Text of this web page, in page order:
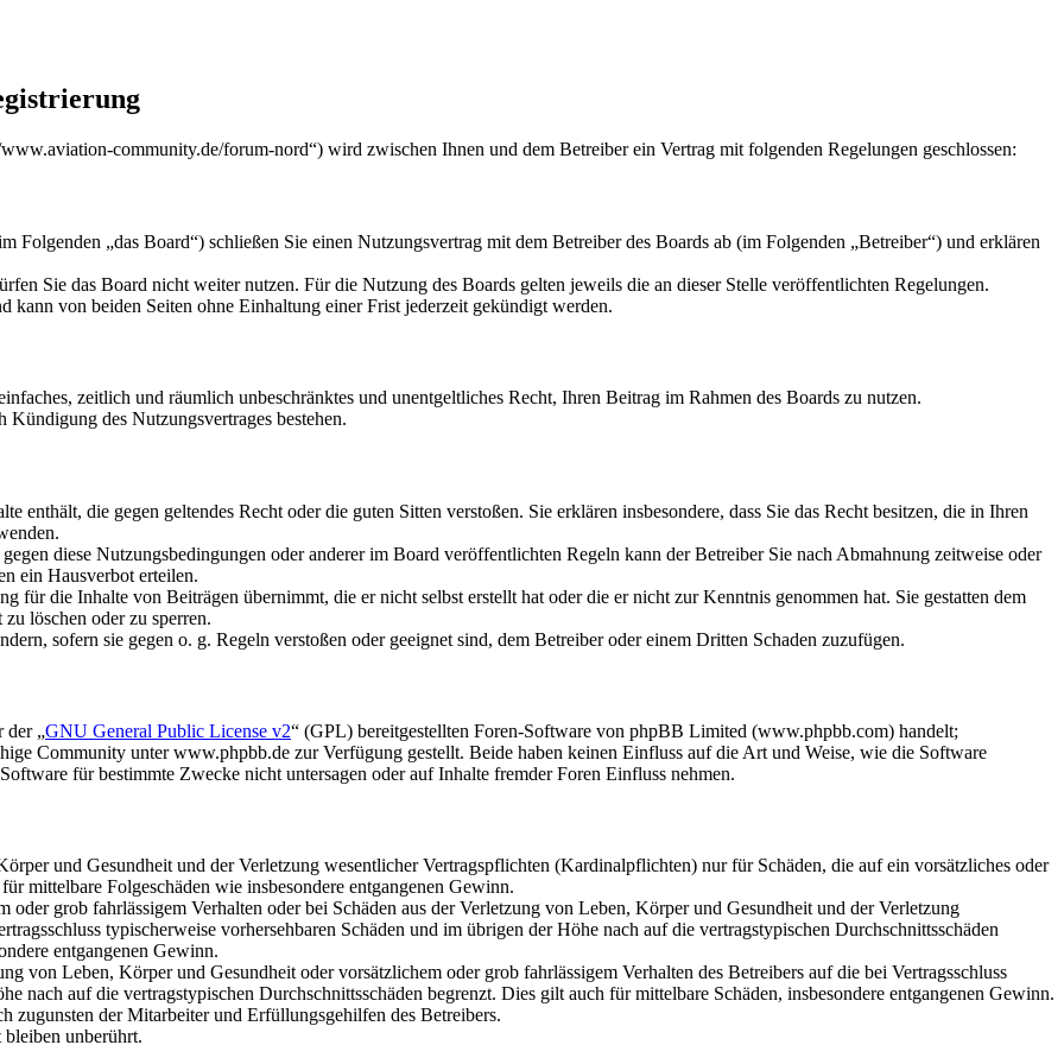
community.de/forum-nord“) wird zwischen Ihnen und dem Betreiber ein Vertrag mit folgenden Regelungen geschlossen:
„das Board“) schließen Sie einen Nutzungsvertrag mit dem Betreiber des Boards ab (im Folgenden „Betreiber“) und erklären
Sie das Board nicht weiter nutzen. Für die Nutzung des Boards gelten jeweils die an dieser Stelle veröffentlichten Regelungen.
kann von beiden Seiten ohne Einhaltung einer Frist jederzeit gekündigt werden.
zeitlich und räumlich unbeschränktes und unentgeltliches Recht, Ihren Beitrag im Rahmen des Boards zu nutzen.
des Nutzungsvertrages bestehen.
enthält, die gegen geltendes Recht oder die guten Sitten verstoßen. Sie erklären insbesondere, dass Sie das Recht besitzen, die in Ihren
diese Nutzungsbedingungen oder anderer im Board veröffentlichten Regeln kann der Betreiber Sie nach Abmahnung zeitweise oder
ein Hausverbot erteilen.
für die Inhalte von Beiträgen übernimmt, die er nicht selbst erstellt hat oder die er nicht zur Kenntnis genommen hat. Sie gestatten dem
löschen oder zu sperren.
sofern sie gegen o. g. Regeln verstoßen oder geeignet sind, dem Betreiber oder einem Dritten Schaden zuzufügen.
der „GNU General Public License v2“ (GPL) bereitgestellten Foren-Software von phpBB Limited (www.phpbb.com) handelt;
Community unter www.phpbb.de zur Verfügung gestellt. Beide haben keinen Einfluss auf die Art und Weise, wie die Software
für bestimmte Zwecke nicht untersagen oder auf Inhalte fremder Foren Einfluss nehmen.
und Gesundheit und der Verletzung wesentlicher Vertragspflichten (Kardinalpflichten) nur für Schäden, die auf ein vorsätzliches oder
mittelbare Folgeschäden wie insbesondere entgangenen Gewinn.
grob fahrlässigem Verhalten oder bei Schäden aus der Verletzung von Leben, Körper und Gesundheit und der Verletzung
typischerweise vorhersehbaren Schäden und im übrigen der Höhe nach auf die vertragstypischen Durchschnittsschäden
entgangenen Gewinn.
von Leben, Körper und Gesundheit oder vorsätzlichem oder grob fahrlässigem Verhalten des Betreibers auf die bei Vertragsschluss
nach auf die vertragstypischen Durchschnittsschäden begrenzt. Dies gilt auch für mittelbare Schäden, insbesondere entgangenen Gewinn.
zugunsten der Mitarbeiter und Erfüllungsgehilfen des Betreibers.
unberührt.